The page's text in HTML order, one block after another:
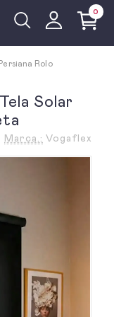
0
Persiana Rolo
Solar
Marca.: Vogaflex